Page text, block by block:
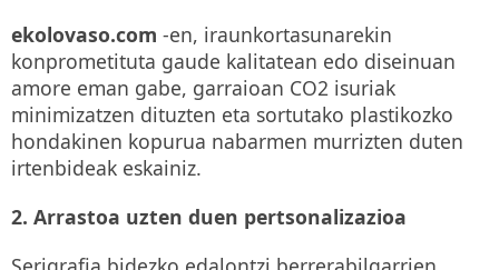
ekolovaso.com -en, iraunkortasunarekin
konprometituta gaude kalitatean edo diseinuan
amore eman gabe, garraioan CO2 isuriak
minimizatzen dituzten eta sortutako plastikozko
hondakinen kopurua nabarmen murrizten duten
irtenbideak eskainiz.
2. Arrastoa uzten duen pertsonalizazioa